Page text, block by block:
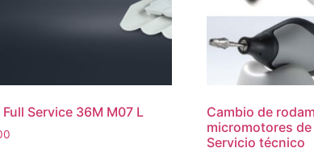
Full Service 36M M07 L
Cambio de
micromotores
Servicio técnico